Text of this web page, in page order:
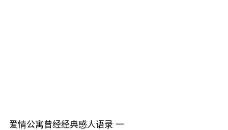
爱情公寓曾经经典感人语录 一